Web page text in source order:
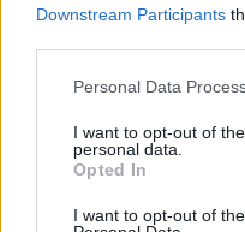
Downstream Participants
Please note that this
not limited to your visit or
grant or deny consent to
use your data for below
consent section.
Personal Data
I want to opt-out of
personal data.
Opted In
I want to opt-out of